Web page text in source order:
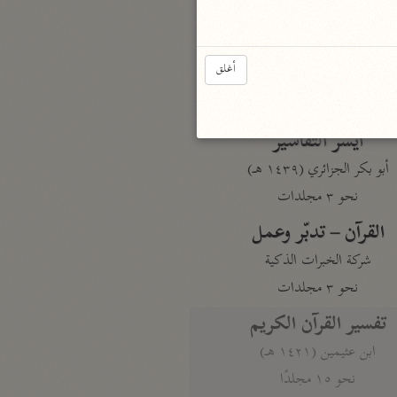
تيسير الكريم الرحمن
أيسر التفاسير
أبو بكر الجزائري (١٤٣٩ هـ)
نحو ٣ مجلدات
القرآن – تدبّر وعمل
شركة الخبرات الذكية
نحو ٣ مجلدات
تفسير القرآن الكريم
ابن عثيمين (١٤٢١ هـ)
نحو ١٥ مجلدًا
أغلق